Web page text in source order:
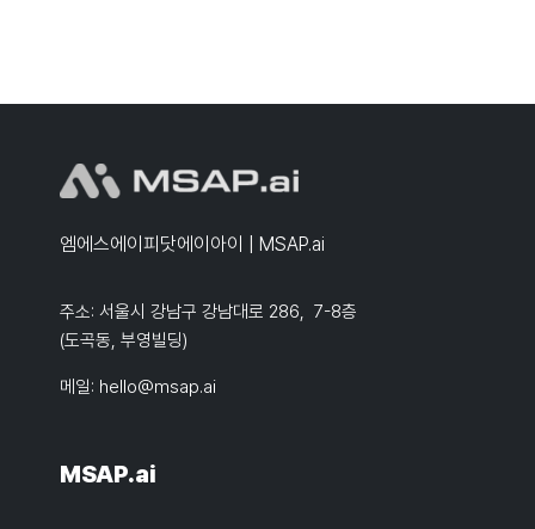
엠에스에이피닷에이아이 | MSAP.ai
주소: 서울시 강남구 강남대로 286, 7-8층
(도곡동, 부영빌딩)
메일: hello@msap.ai
MSAP.ai